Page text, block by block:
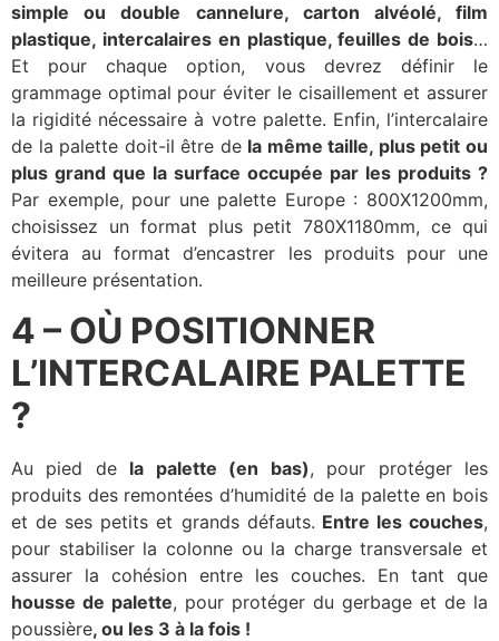
simple ou double cannelure, carton alvéolé, film
plastique, intercalaires en plastique, feuilles de bois…
Et pour chaque option, vous devrez définir le
grammage optimal pour éviter le cisaillement et assurer
la rigidité nécessaire à votre palette. Enfin, l’intercalaire
de la palette doit-il être de la même taille, plus petit ou
plus grand que la surface occupée par les produits ?
Par exemple, pour une palette Europe : 800X1200mm,
choisissez un format plus petit 780X1180mm, ce qui
évitera au format d’encastrer les produits pour une
meilleure présentation.
4 – OÙ POSITIONNER
L’INTERCALAIRE PALETTE
?
Au pied de la palette (en bas), pour protéger les
produits des remontées d’humidité de la palette en bois
et de ses petits et grands défauts. Entre les couches,
pour stabiliser la colonne ou la charge transversale et
assurer la cohésion entre les couches. En tant que
housse de palette, pour protéger du gerbage et de la
poussière, ou les 3 à la fois !